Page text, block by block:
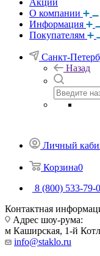
Акции
О компании
Информация
Покупателям
Санкт-
Назад
Личный
Корзина0
8 (800) 533-79-
Контактная
Адрес шоу-рума:
м Каширская, 1-й
info@staklo.ru